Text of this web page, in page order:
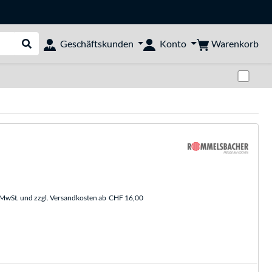
Suche durchführen
Geschäftskunden Konto Warenkorb
und zzgl. Versandkosten ab CHF 16,00